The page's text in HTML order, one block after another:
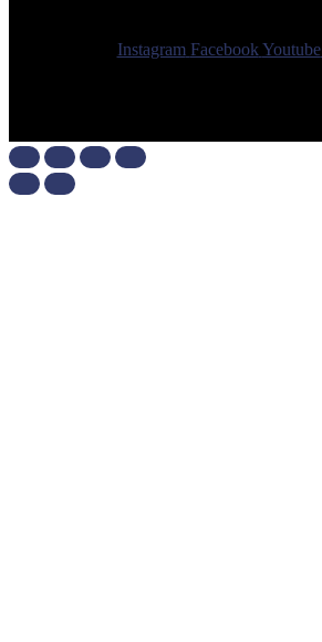
Instagram Facebook Youtube